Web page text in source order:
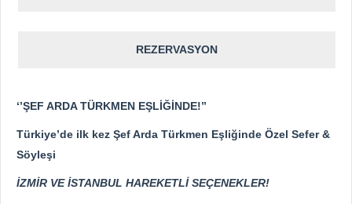
REZERVASYON
‘’ŞEF ARDA TÜRKMEN EŞLİĞİNDE!’’
Türkiye’de ilk kez Şef Arda Türkmen Eşliğinde Özel Sefer &
Söyleşi
İZMİR VE İSTANBUL HAREKETLİ SEÇENEKLER!